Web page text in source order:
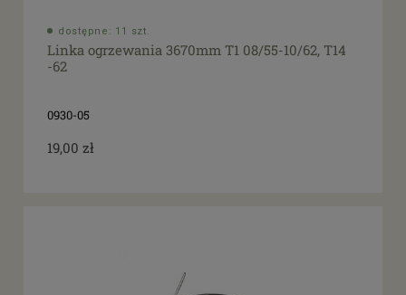
dostępne: 11 szt.
Linka ogrzewania 3670mm T1 08/55-10/62, T14
-62
0930-05
19,00 zł